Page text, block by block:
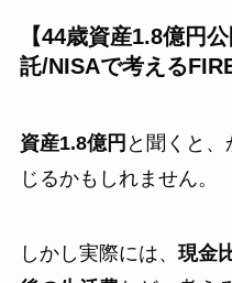
【44歳資産1.8億円
託/NISAで考える
資産1.8億円 と聞くと
じるかもしれません。
しかし実際には、 現金